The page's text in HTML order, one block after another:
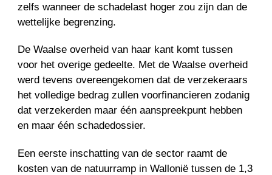
zelfs wanneer de schadelast hoger zou zijn dan de
wettelijke begrenzing.
De Waalse overheid van haar kant komt tussen
voor het overige gedeelte. Met de Waalse overheid
werd tevens overeengekomen dat de verzekeraars
het volledige bedrag zullen voorfinancieren zodanig
dat verzekerden maar één aanspreekpunt hebben
en maar één schadedossier.
Een eerste inschatting van de sector raamt de
kosten van de natuurramp in Wallonië tussen de 1,3